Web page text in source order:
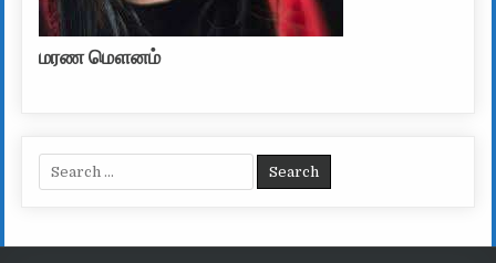
மரண மௌனம்
Search for: